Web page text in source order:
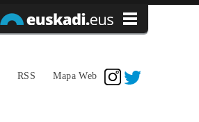
RSS Mapa Web